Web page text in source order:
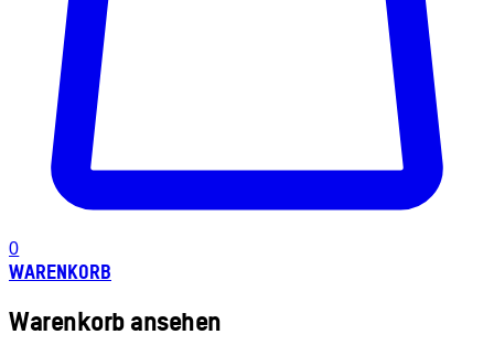
0
WARENKORB
Warenkorb ansehen